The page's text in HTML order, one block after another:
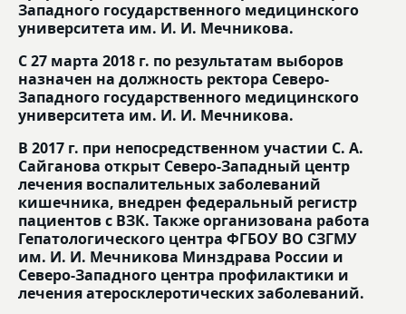
Западного государственного медицинского
университета им. И. И. Мечникова.
С 27 марта 2018 г. по результатам выборов
назначен на должность ректора Северо-
Западного государственного медицинского
университета им. И. И. Мечникова.
В 2017 г. при непосредственном участии С. А.
Сайганова открыт Северо-Западный центр
лечения воспалительных заболеваний
кишечника, внедрен федеральный регистр
пациентов с ВЗК. Также организована работа
Гепатологического центра ФГБОУ ВО СЗГМУ
им. И. И. Мечникова Минздрава России и
Северо-Западного центра профилактики и
лечения атеросклеротических заболеваний.